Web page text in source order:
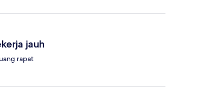
jauh
rapat